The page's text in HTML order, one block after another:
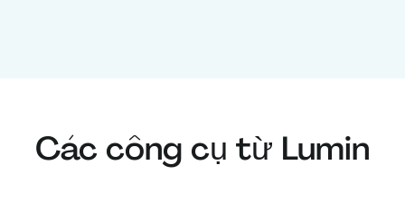
Các công cụ từ Lumin